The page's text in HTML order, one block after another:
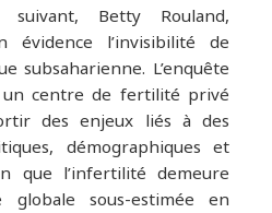
Betty Rouland,
évidence l’invisibilité de
subsaharienne. L’enquête
un centre de fertilité privé
des enjeux liés à des
démographiques et
que l’infertilité demeure
globale sous-estimée en